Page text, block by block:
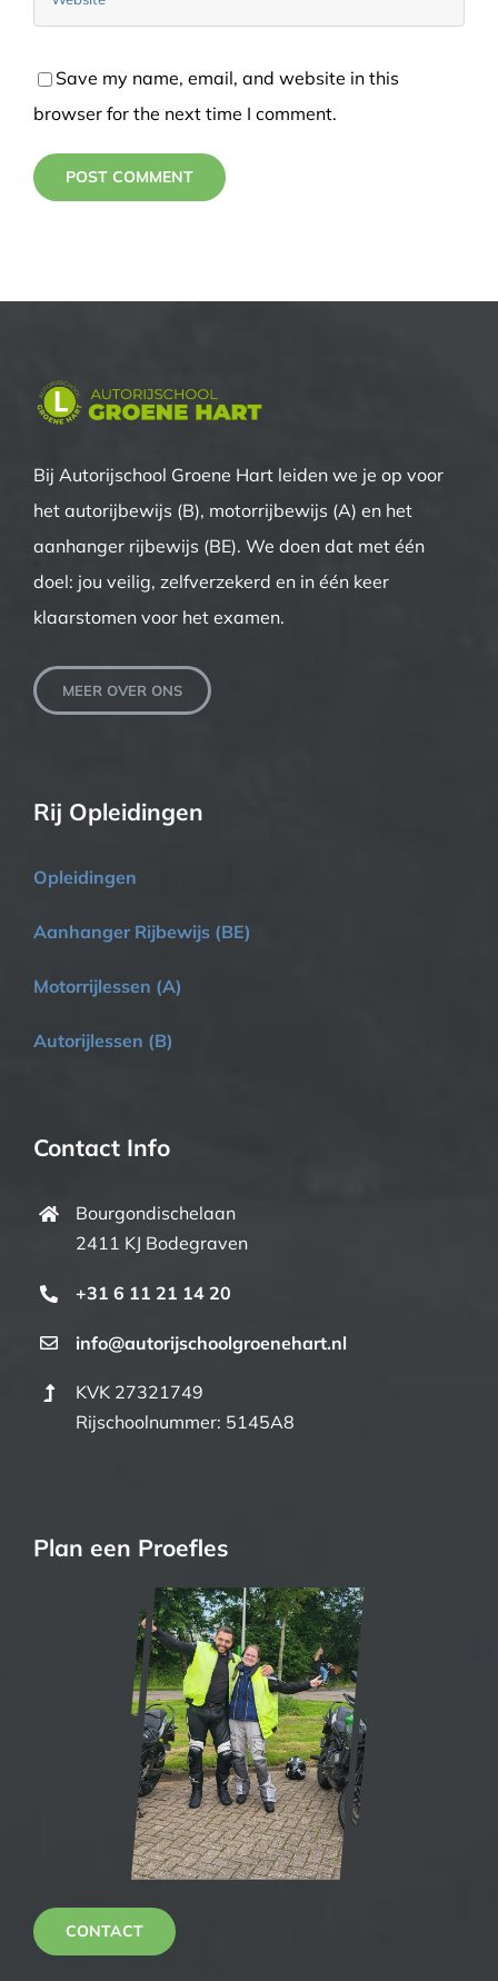
Save my name, email, and website in this
browser for the next time I comment.
Bij Autorijschool Groene Hart leiden we je op voor
het autorijbewijs (B), motorrijbewijs (A) en het
aanhanger rijbewijs (BE). We doen dat met één
doel: jou veilig, zelfverzekerd en in één keer
klaarstomen voor het examen.
MEER OVER ONS
Rij Opleidingen
Opleidingen
Aanhanger Rijbewijs (BE)
Motorrijlessen (A)
Autorijlessen (B)
Contact Info
Bourgondischelaan
2411 KJ Bodegraven
+31 6 11 21 14 20
info@autorijschoolgroenehart.nl
KVK 27321749
Rijschoolnummer: 5145A8
Plan een Proefles
CONTACT